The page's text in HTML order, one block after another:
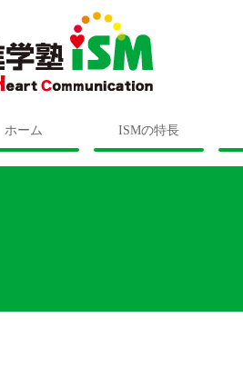
ホーム ISMの特長